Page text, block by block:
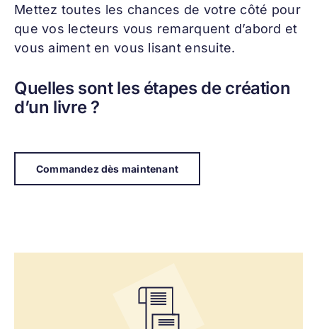
Mettez toutes les chances de votre côté pour
que vos lecteurs vous remarquent d’abord et
vous aiment en vous lisant ensuite.
Quelles sont les étapes de création
d’un livre ?
Commandez dès maintenant